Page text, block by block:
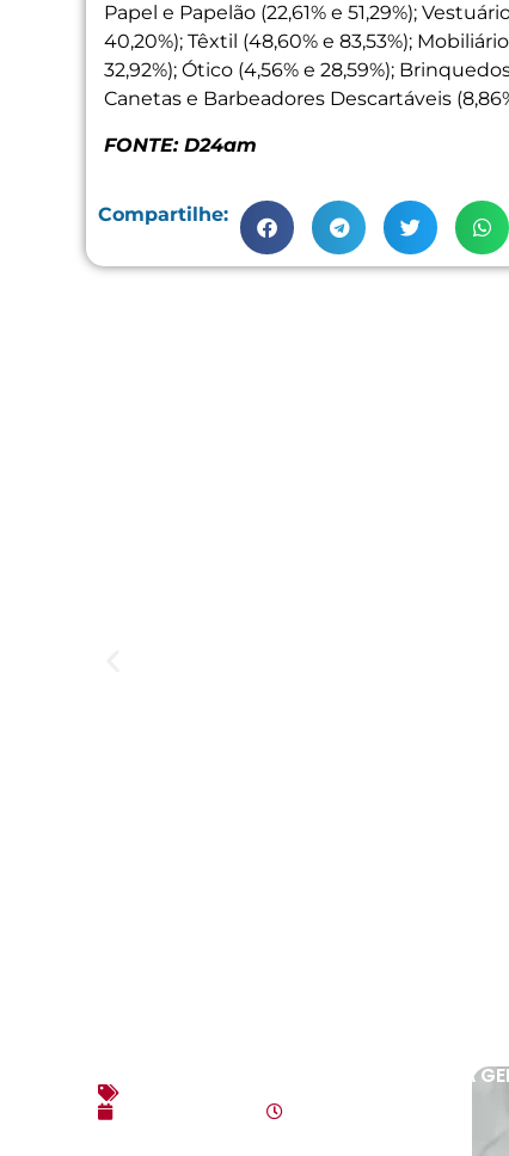
Papel e Papelão (22,61% e 51,29%);
40,20%); Têxtil (48,60% e 83,53%);
32,92%); Ótico (4,56% e 28,59%);
Canetas e Barbeadores Descartáveis
FONTE: D24am
Compartilhe:
EDITAL DE CONVOCAÇÃO – ASSEMBLEIA